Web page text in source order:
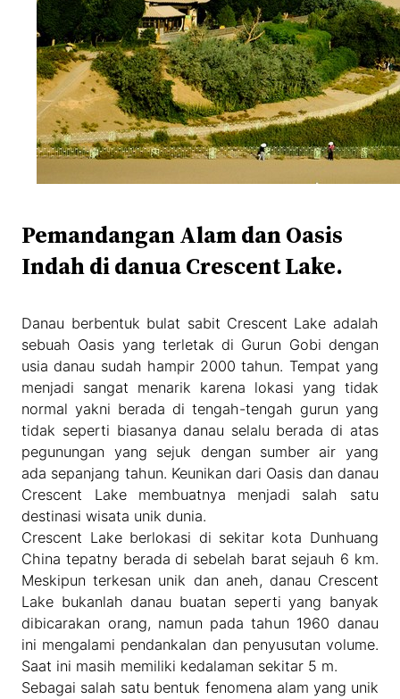
Pemandangan Alam dan Oasis
Indah di danua Crescent Lake.
Danau berbentuk bulat sabit Crescent Lake adalah
sebuah Oasis yang terletak di Gurun Gobi dengan
usia danau sudah hampir 2000 tahun. Tempat yang
menjadi sangat menarik karena lokasi yang tidak
normal yakni berada di tengah-tengah gurun yang
tidak seperti biasanya danau selalu berada di atas
pegunungan yang sejuk dengan sumber air yang
ada sepanjang tahun. Keunikan dari Oasis dan danau
Crescent Lake membuatnya menjadi salah satu
destinasi wisata unik dunia.
Crescent Lake berlokasi di sekitar kota Dunhuang
China tepatny berada di sebelah barat sejauh 6 km.
Meskipun terkesan unik dan aneh, danau Crescent
Lake bukanlah danau buatan seperti yang banyak
dibicarakan orang, namun pada tahun 1960 danau
ini mengalami pendankalan dan penyusutan volume.
Saat ini masih memiliki kedalaman sekitar 5 m.
Sebagai salah satu bentuk fenomena alam yang unik